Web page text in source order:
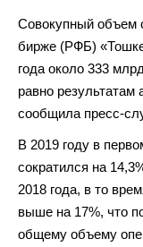
Совокупный объем
бирже (РФБ)
года около 333
равно результатам
сообщила пресс-
В 2019 году в
сократился на
2018 года, в то
выше на 17%, что
общему объему